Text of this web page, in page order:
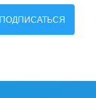
ПОДПИСАТЬСЯ